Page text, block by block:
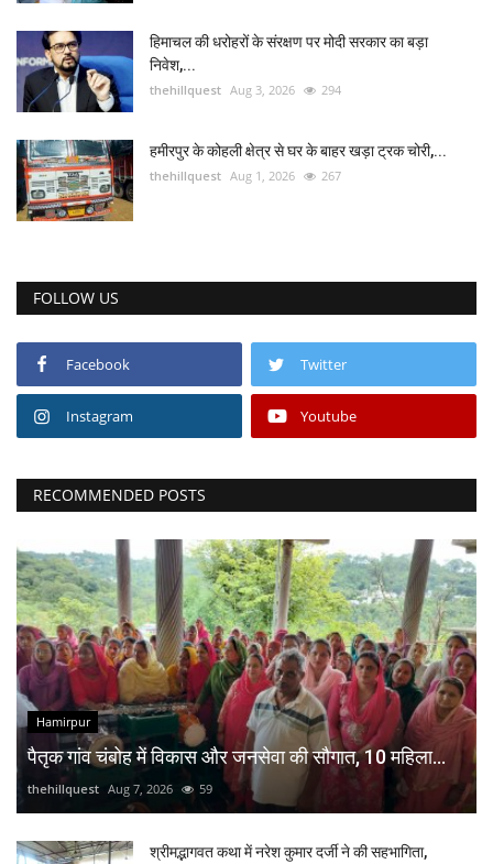
हिमाचल की धरोहरों के संरक्षण पर मोदी सरकार का बड़ा
निवेश,...
thehillquest Aug 3, 2026 294
हमीरपुर के कोहली क्षेत्र से घर के बाहर खड़ा ट्रक चोरी,...
thehillquest Aug 1, 2026 267
FOLLOW US
Facebook Twitter
Instagram Youtube
RECOMMENDED POSTS
Hamirpur
पैतृक गांव चंबोह में विकास और जनसेवा की सौगात, 10 महिला...
thehillquest Aug 7, 2026 59
श्रीमद्भागवत कथा में नरेश कुमार दर्जी ने की सहभागिता,